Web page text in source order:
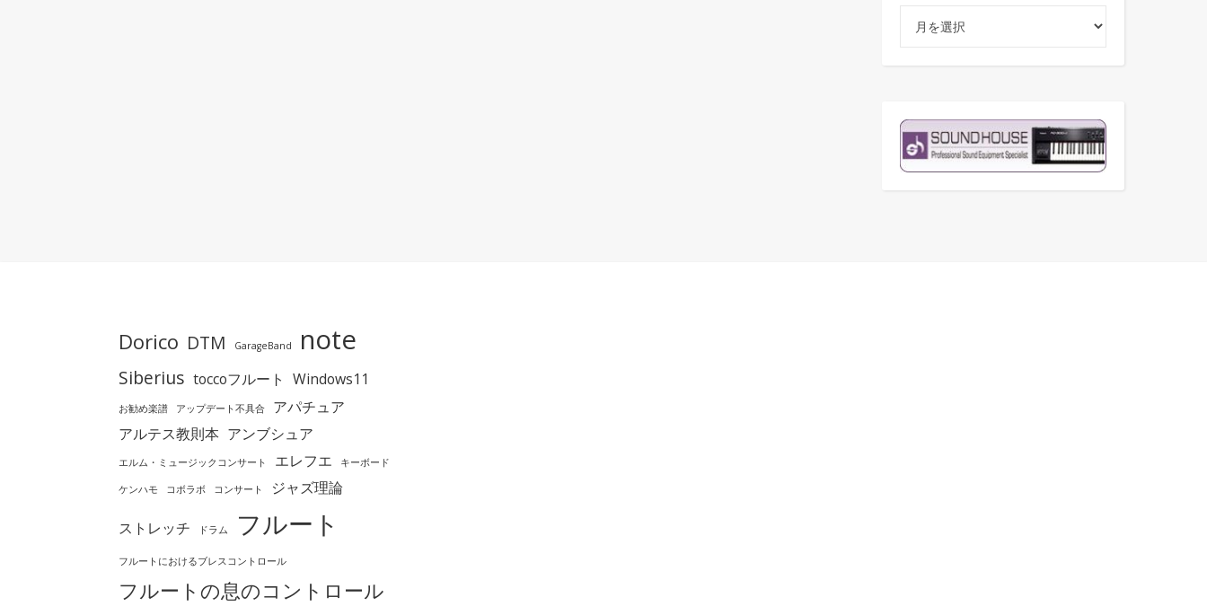
Dorico DTM GarageBand note
Siberius toccoフルート Windows11
お勧め楽譜 アップデート不具合
アパチュア
アルテス教則本 アンブシュア
エルム・ミュージックコンサート エレフエ キーボード
ケンハモ コボラボ コンサート ジャズ理論
ストレッチ ドラム フルート
フルートにおけるブレスコントロール
フルートの息のコントロール